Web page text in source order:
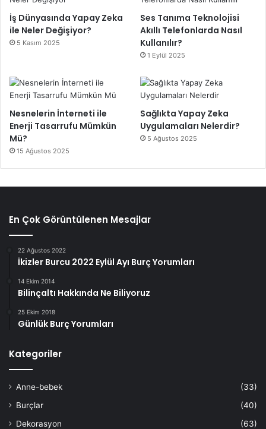
İş Dünyasında Yapay Zeka
ile Neler Değişiyor?
5 Kasım 2025
Ses Tanıma Teknolojisi
Akıllı Telefonlarda Nasıl
Kullanılır?
1 Eylül 2025
Nesnelerin İnterneti ile
Enerji Tasarrufu Mümkün
Mü?
15 Ağustos 2025
Sağlıkta Yapay Zeka
Uygulamaları Nelerdir?
5 Ağustos 2025
En Çok Görüntülenen Mesajlar
22 Ağustos 2022
İkizler Burcu 2022 Eylül Ayı Burç Yorumları
14 Ekim 2014
Bilinçaltı Hakkında Ne Biliyoruz
25 Ekim 2018
Günlük Burç Yorumları
Kategoriler
Anne-bebek
(33)
Burçlar
(40)
Dekorasyon
(63)